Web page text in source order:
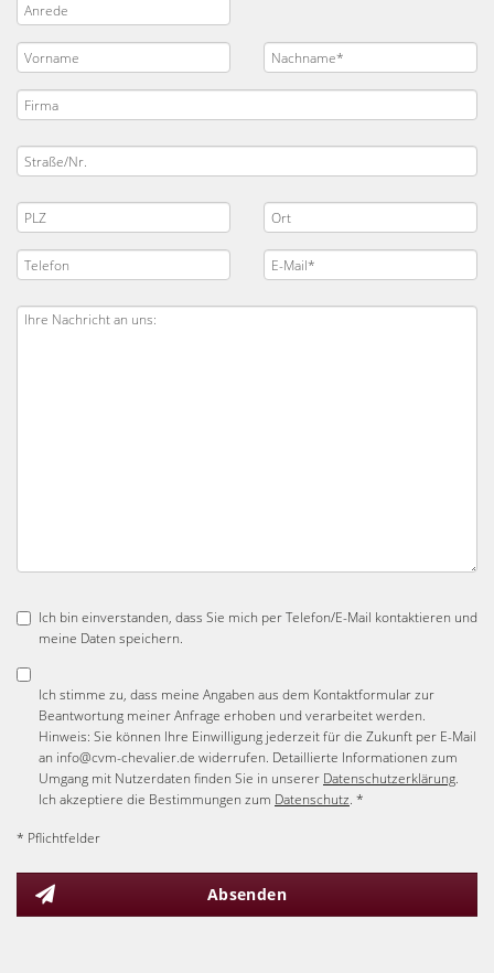
Ich bin einverstanden, dass Sie mich per Telefon/E-Mail kontaktieren und
meine Daten speichern.
Ich stimme zu, dass meine Angaben aus dem Kontaktformular zur
Beantwortung meiner Anfrage erhoben und verarbeitet werden.
Hinweis: Sie können Ihre Einwilligung jederzeit für die Zukunft per E-Mail
an info@cvm-chevalier.de widerrufen. Detaillierte Informationen zum
Umgang mit Nutzerdaten finden Sie in unserer Datenschutzerklärung.
Ich akzeptiere die Bestimmungen zum Datenschutz. *
* Pflichtfelder
Absenden